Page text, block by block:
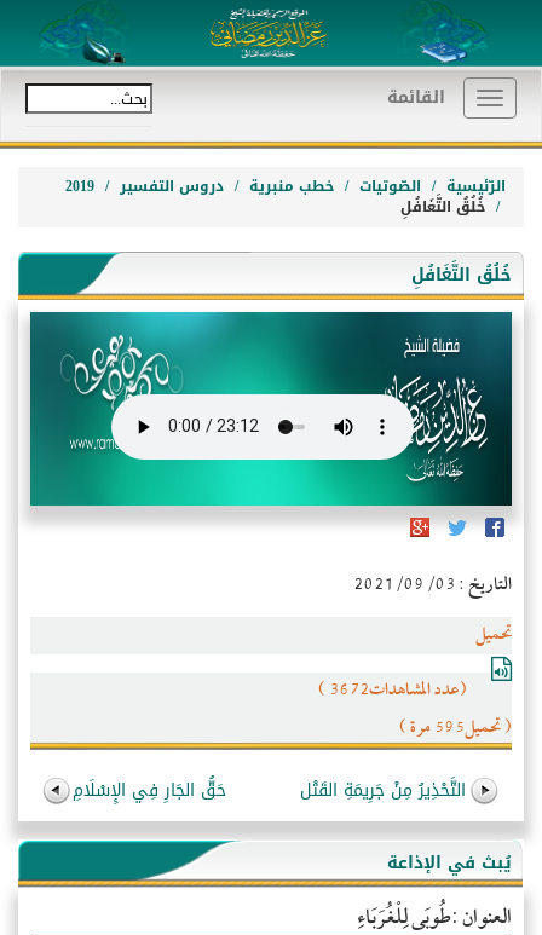
Toggle
navigation
القائمة
الرّئيسية الصّوتيات خطب منبرية دروس التفسير 2019
خُلُقُ التَّغَافُلِ
خُلُقُ التَّغَافُلِ
التاريخ : 2021/09/03
تحميل
(عدد المشاهدات3672 )
( تحميل595 مرة )
التَّحْذِيرُ مِنْ جَرِيمَةِ القَتْل حَقُّ الجَارِ فِي الإِسْلَامِ
يُبث في الإذاعة
العنوان :طُوبَى لِلْغُرَبَاءِ